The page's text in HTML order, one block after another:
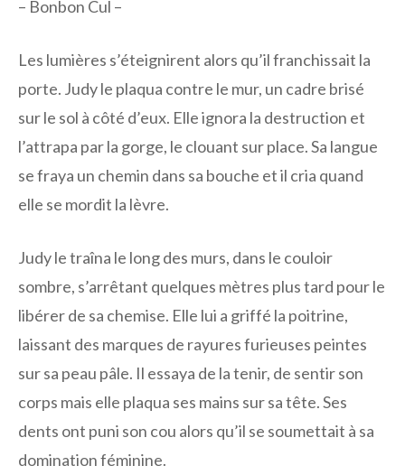
– Bonbon Cul –
Les lumières s’éteignirent alors qu’il franchissait la
porte. Judy le plaqua contre le mur, un cadre brisé
sur le sol à côté d’eux. Elle ignora la destruction et
l’attrapa par la gorge, le clouant sur place. Sa langue
se fraya un chemin dans sa bouche et il cria quand
elle se mordit la lèvre.
Judy le traîna le long des murs, dans le couloir
sombre, s’arrêtant quelques mètres plus tard pour le
libérer de sa chemise. Elle lui a griffé la poitrine,
laissant des marques de rayures furieuses peintes
sur sa peau pâle. Il essaya de la tenir, de sentir son
corps mais elle plaqua ses mains sur sa tête. Ses
dents ont puni son cou alors qu’il se soumettait à sa
domination féminine.